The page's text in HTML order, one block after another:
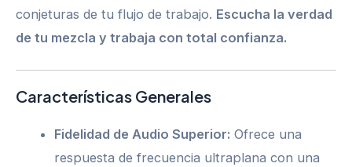
conjeturas de tu flujo de trabajo. Escucha la verdad
de tu mezcla y trabaja con total confianza.
Características Generales
Fidelidad de Audio Superior: Ofrece una
respuesta de frecuencia ultraplana con una